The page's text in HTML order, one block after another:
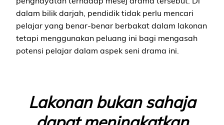
dalam bilik darjah, pendidik tidak perlu mencari
pelajar yang benar-benar berbakat dalam lakonan
tetapi menggunakan peluang ini bagi mengasah
potensi pelajar dalam aspek seni drama ini.
Lakonan bukan sahaja